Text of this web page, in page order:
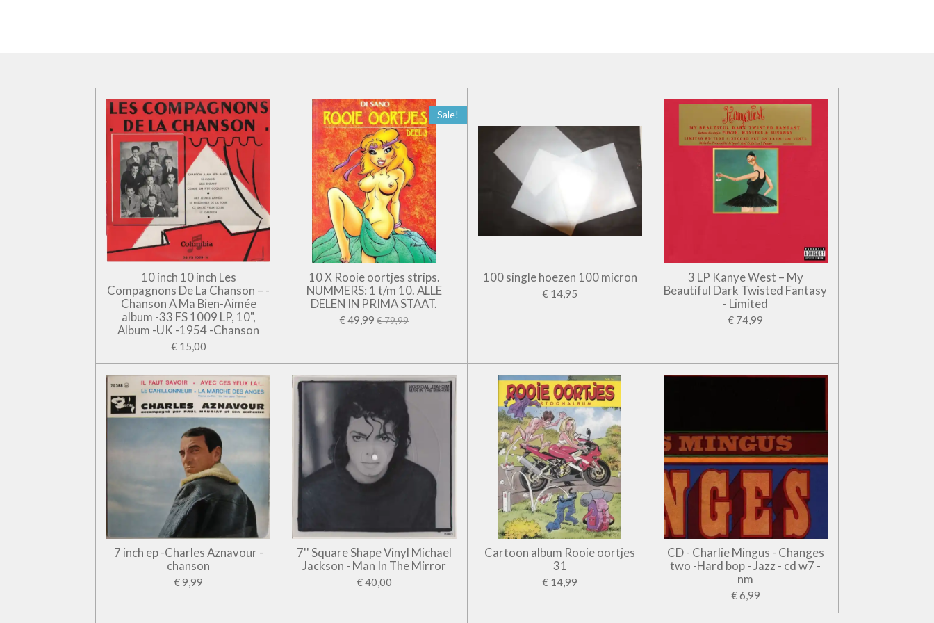
10 inch 10 inch Les
Compagnons De La Chanson – -
Chanson A Ma Bien-Aimée
album -33 FS 1009 LP, 10",
Album -UK -1954 -Chanson
€ 15,00
Sale!
10 X Rooie oortjes strips.
NUMMERS: 1 t/m 10. ALLE
DELEN IN PRIMA STAAT.
€ 49,99 € 79,99
100 single hoezen 100 micron
€ 14,95
3 LP Kanye West – My
Beautiful Dark Twisted Fantasy
- Limited
€ 74,99
7 inch ep -Charles Aznavour -
chanson
€ 9,99
7'' Square Shape Vinyl Michael
Jackson - Man In The Mirror
€ 40,00
Cartoon album Rooie oortjes
31
€ 14,99
CD - Charlie Mingus - Changes
two -Hard bop - Jazz - cd w7 -
nm
€ 6,99